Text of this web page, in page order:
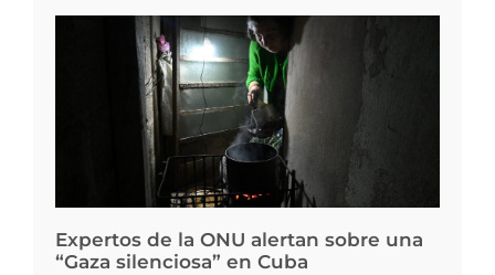
Expertos de la ONU alertan sobre una
“Gaza silenciosa” en Cuba